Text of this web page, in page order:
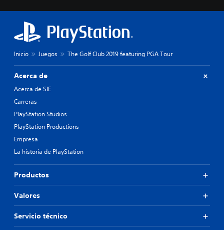
Inicio Juegos The Golf Club 2019 featuring PGA Tour
Acerca de
Acerca de SIE
Carreras
PlayStation Studios
PlayStation Productions
Empresa
La historia de PlayStation
Productos
Valores
Servicio técnico